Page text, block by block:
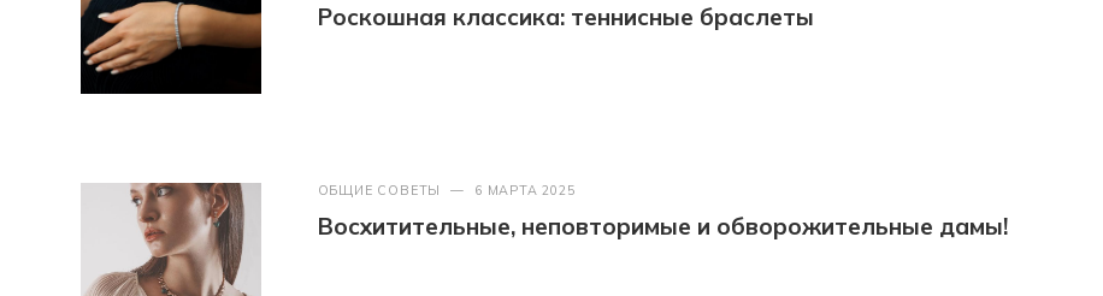
Роскошная классика: теннисные браслеты
ОБЩИЕ СОВЕТЫ — 6 МАРТА 2025
Восхитительные, неповторимые и обворожительные дамы!